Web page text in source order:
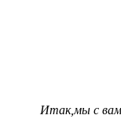
Итак,мы с